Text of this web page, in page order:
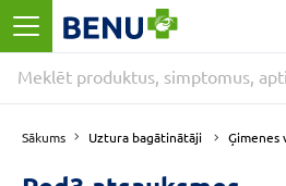
Sākums Uztura bagātinātāji Ģimenes
FiltrētNoņemt
filtrus
Kategorijas
E
APTIEKA